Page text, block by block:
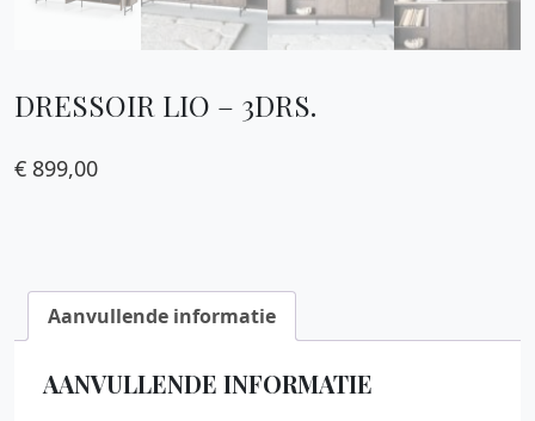
DRESSOIR LIO – 3DRS.
€ 899,00
Aanvullende informatie
AANVULLENDE INFORMATIE